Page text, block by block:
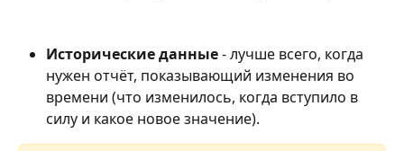
Исторические данные - лучше всего, когда
нужен отчёт, показывающий изменения во
времени (что изменилось, когда вступило в
силу и какое новое значение).